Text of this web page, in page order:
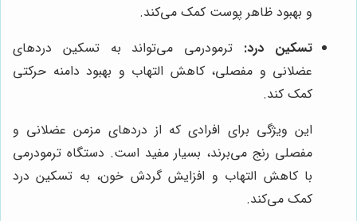
و بهبود ظاهر پوست کمک می‌کند.
تسکین درد: ترمودرمی می‌تواند به تسکین دردهای
عضلانی و مفصلی، کاهش التهاب و بهبود دامنه حرکتی
کمک کند.
این ویژگی برای افرادی که از دردهای مزمن عضلانی و
مفصلی رنج می‌برند، بسیار مفید است. دستگاه ترمودرمی
با کاهش التهاب و افزایش گردش خون، به تسکین درد
کمک می‌کند.